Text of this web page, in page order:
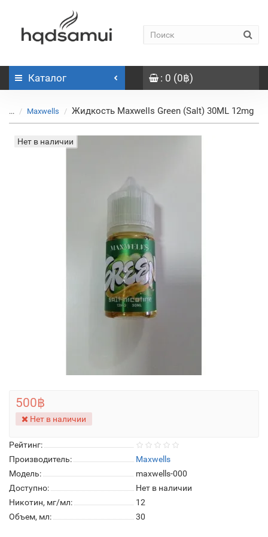
Каталог : 0 (0฿)
... Maxwells Жидкость Maxwells Green (Salt) 30ML 12mg
Нет в наличии
Рейтинг:
Производитель:
Maxwells
Модель:
maxwells-000
Доступно:
Нет в наличии
Никотин, мг/мл:
12
Объем, мл:
30
500฿
Нет в наличии